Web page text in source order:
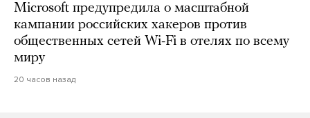
Microsoft предупредила о масштабной
кампании российских хакеров против
общественных сетей Wi-Fi в отелях по всему
миру
20 часов назад